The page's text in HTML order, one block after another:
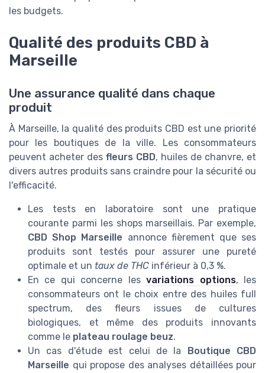
les budgets.
Qualité des produits CBD à
Marseille
Une assurance qualité dans chaque
produit
À Marseille, la qualité des produits CBD est une priorité
pour les boutiques de la ville. Les consommateurs
peuvent acheter des fleurs CBD, huiles de chanvre, et
divers autres produits sans craindre pour la sécurité ou
l'efficacité.
Les tests en laboratoire sont une pratique
courante parmi les shops marseillais. Par exemple,
CBD Shop Marseille annonce fièrement que ses
produits sont testés pour assurer une pureté
optimale et un taux de THC inférieur à 0,3 %.
En ce qui concerne lesvariations options, les
consommateurs ont le choix entre des huiles full
spectrum, des fleurs issues de cultures
biologiques, et même des produits innovants
comme le plateau roulage beuz.
Un cas d'étude est celui de la
Boutique CBD
Marseille qui propose des analyses détaillées pour